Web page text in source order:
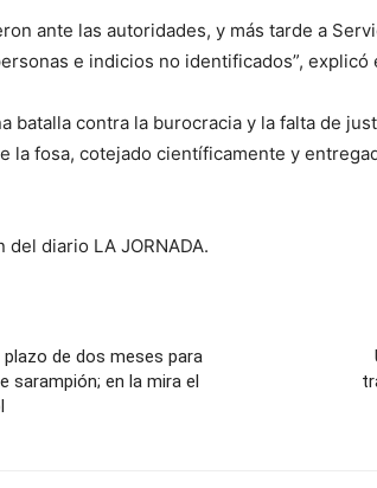
ante las autoridades, y más tarde a
e indicios no identificados”, explicó
batalla contra la burocracia y la falta de
la fosa, cotejado científicamente y
del diario LA JORNADA.
plazo de dos meses para
sarampión; en la mira el